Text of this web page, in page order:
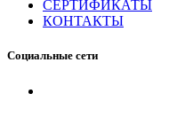
СЕРТИФИКАТЫ
КОНТАКТЫ
Социальные сети